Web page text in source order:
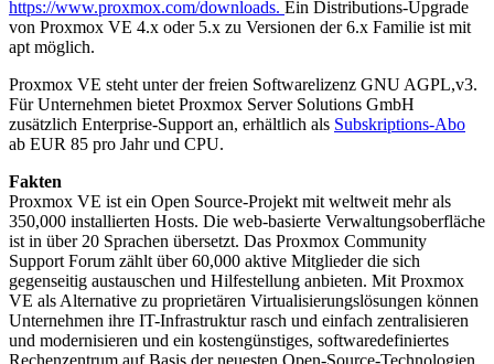
https://www.proxmox.com/downloads. Ein Distributions-Upgrade
von Proxmox VE 4.x oder 5.x zu Versionen der 6.x Familie ist mit
apt möglich.
Proxmox VE steht unter der freien Softwarelizenz GNU AGPL,v3.
Für Unternehmen bietet Proxmox Server Solutions GmbH
zusätzlich Enterprise-Support an, erhältlich als Subskriptions-Abo
ab EUR 85 pro Jahr und CPU.
Fakten
Proxmox VE ist ein Open Source-Projekt mit weltweit mehr als
350,000 installierten Hosts. Die web-basierte Verwaltungsoberfläche
ist in über 20 Sprachen übersetzt. Das Proxmox Community
Support Forum zählt über 60,000 aktive Mitglieder die sich
gegenseitig austauschen und Hilfestellung anbieten. Mit Proxmox
VE als Alternative zu proprietären Virtualisierungslösungen können
Unternehmen ihre IT-Infrastruktur rasch und einfach zentralisieren
und modernisieren und ein kostengünstiges, softwaredefiniertes
Rechenzentrum auf Basis der neuesten Open-Source-Technologien